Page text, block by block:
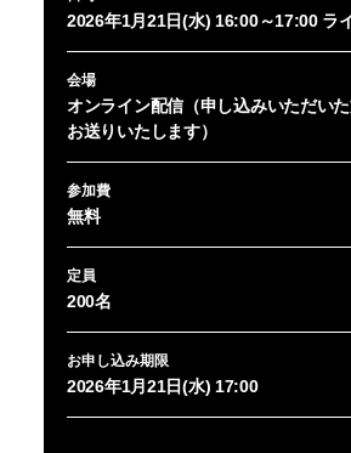
2026年1月21日(水) 16:00～17:00 ラ
会場
オンライン配信（申し込みいただい
お送りいたします）
参加費
無料
定員
200名
お申し込み期限
2026年1月21日(水) 17:00